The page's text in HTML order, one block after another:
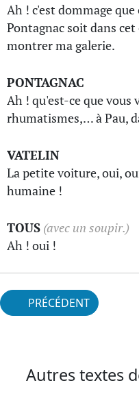
Ah ! c'est dommage
Pontagnac soit dans
montrer ma galerie.
PONTAGNAC
Ah ! qu'est-ce que vous
rhumatismes,… à Pau,
VATELIN
La petite voiture, oui,
humaine !
TOUS (avec un soupir.)
Ah ! oui !
PRÉCÉDENT
Autres textes